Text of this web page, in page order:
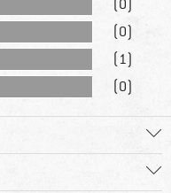
(0)
(0)
(1)
(0)